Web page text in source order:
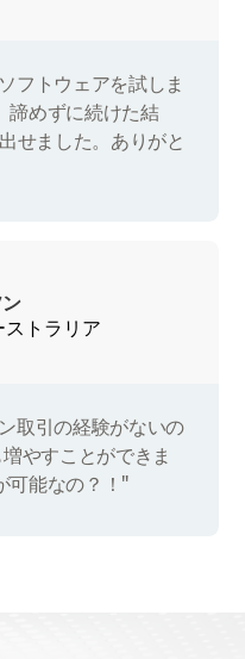
フトウェアを試しま
諦めずに続けた結
せました。ありがと
トラリア
取引の経験がないの
やすことができま
可能なの？！"